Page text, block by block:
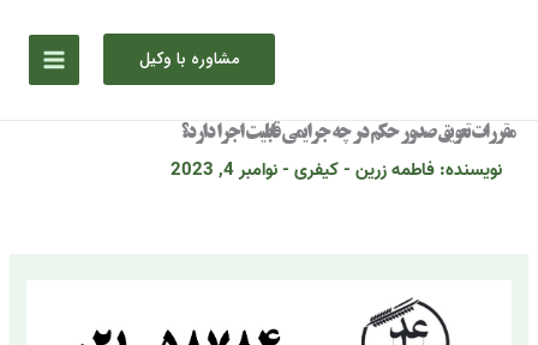
مشاوره با وکیل
مقررات تعویق صدور حکم در چه جرایمی قابلیت اجرا دارد؟
نویسنده: فاطمه زرین -کیفری -نوامبر 4, 2023